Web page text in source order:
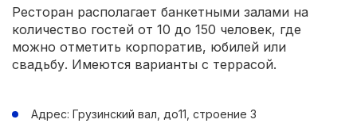
Ресторан располагает банкетными залами на
количество гостей от 10 до 150 человек, где
можно отметить корпоратив, юбилей или
свадьбу. Имеются варианты с террасой.
Адрес: Грузинский вал, до11, строение 3